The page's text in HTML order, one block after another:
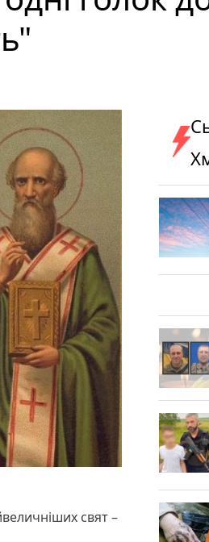
свят –